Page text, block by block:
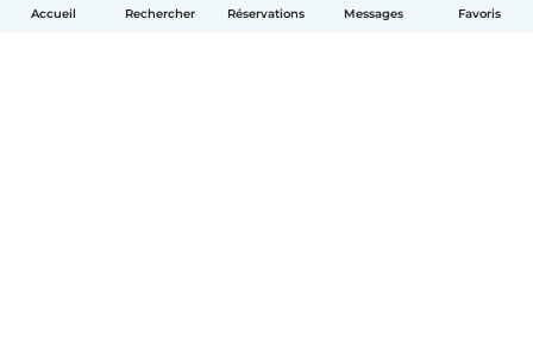
Accueil Rechercher Réservations Messages Favoris